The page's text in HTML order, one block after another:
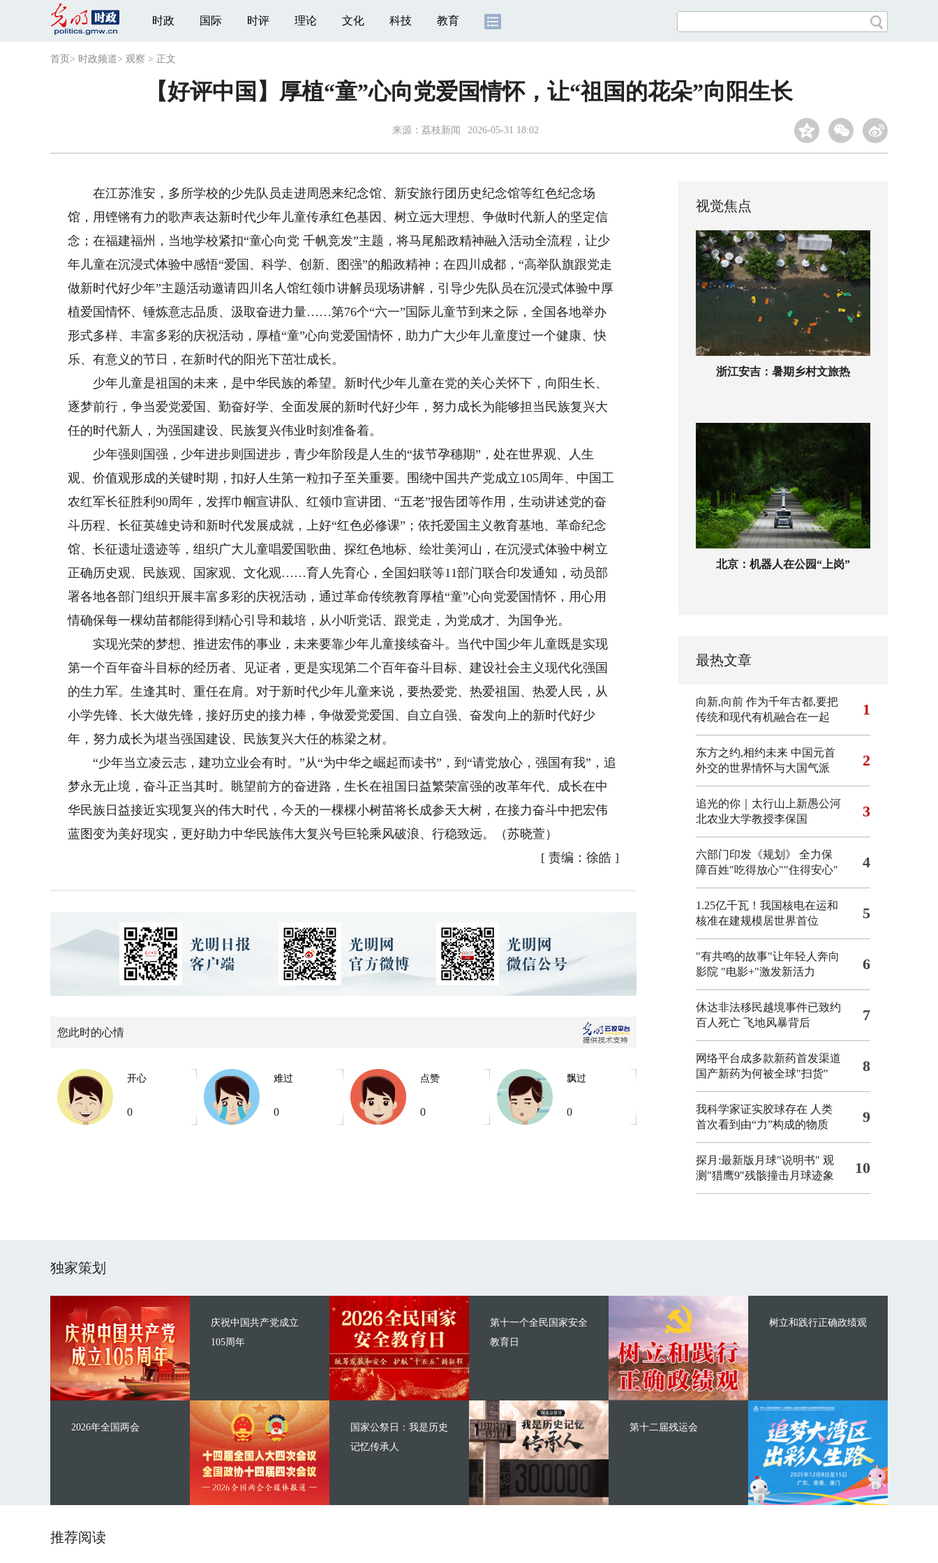
时政 国际 时评 理论 文化 科技 教育
首页 > 时政频道> 观察 > 正文
【好评中国】厚植“童”心向党爱国情怀，让“祖国的花朵”向阳生长
来源： 荔枝新闻 2026-05-31 18:02
在江苏淮安，多所学校的少先队员走进周恩来纪念馆、新安旅行团历史纪念馆等红色纪念场
馆，用铿锵有力的歌声表达新时代少年儿童传承红色基因、树立远大理想、争做时代新人的坚定信
念；在福建福州，当地学校紧扣“童心向党 千帆竞发”主题，将马尾船政精神融入活动全流程，让少
年儿童在沉浸式体验中感悟“爱国、科学、创新、图强”的船政精神；在四川成都，“高举队旗跟党走
做新时代好少年”主题活动邀请四川名人馆红领巾讲解员现场讲解，引导少先队员在沉浸式体验中厚
植爱国情怀、锤炼意志品质、汲取奋进力量……第76个“六一”国际儿童节到来之际，全国各地举办
形式多样、丰富多彩的庆祝活动，厚植“童”心向党爱国情怀，助力广大少年儿童度过一个健康、快
乐、有意义的节日，在新时代的阳光下茁壮成长。
少年儿童是祖国的未来，是中华民族的希望。新时代少年儿童在党的关心关怀下，向阳生长、
逐梦前行，争当爱党爱国、勤奋好学、全面发展的新时代好少年，努力成长为能够担当民族复兴大
任的时代新人，为强国建设、民族复兴伟业时刻准备着。
少年强则国强，少年进步则国进步，青少年阶段是人生的“拔节孕穗期”，处在世界观、人生
观、价值观形成的关键时期，扣好人生第一粒扣子至关重要。围绕中国共产党成立105周年、中国工
农红军长征胜利90周年，发挥巾帼宣讲队、红领巾宣讲团、“五老”报告团等作用，生动讲述党的奋
斗历程、长征英雄史诗和新时代发展成就，上好“红色必修课”；依托爱国主义教育基地、革命纪念
馆、长征遗址遗迹等，组织广大儿童唱爱国歌曲、探红色地标、绘壮美河山，在沉浸式体验中树立
正确历史观、民族观、国家观、文化观……育人先育心，全国妇联等11部门联合印发通知，动员部
署各地各部门组织开展丰富多彩的庆祝活动，通过革命传统教育厚植“童”心向党爱国情怀，用心用
情确保每一棵幼苗都能得到精心引导和栽培，从小听党话、跟党走，为党成才、为国争光。
实现光荣的梦想、推进宏伟的事业，未来要靠少年儿童接续奋斗。当代中国少年儿童既是实现
第一个百年奋斗目标的经历者、见证者，更是实现第二个百年奋斗目标、建设社会主义现代化强国
的生力军。生逢其时、重任在肩。对于新时代少年儿童来说，要热爱党、热爱祖国、热爱人民，从
小学先锋、长大做先锋，接好历史的接力棒，争做爱党爱国、自立自强、奋发向上的新时代好少
年，努力成长为堪当强国建设、民族复兴大任的栋梁之材。
“少年当立凌云志，建功立业会有时。”从“为中华之崛起而读书”，到“请党放心，强国有我”，追
梦永无止境，奋斗正当其时。眺望前方的奋进路，生长在祖国日益繁荣富强的改革年代、成长在中
华民族日益接近实现复兴的伟大时代，今天的一棵棵小树苗将长成参天大树，在接力奋斗中把宏伟
蓝图变为美好现实，更好助力中华民族伟大复兴号巨轮乘风破浪、行稳致远。（苏晓萱）
[ 责编：徐皓 ]
您此时的心情
开心
0
难过
0
点赞
0
飘过
0
视觉焦点
浙江安吉：暑期乡村文旅热
北京：机器人在公园“上岗”
最热文章
向新,向前 作为千年古都,要把
传统和现代有机融合在一起
1
东方之约,相约未来 中国元首
外交的世界情怀与大国气派
2
追光的你｜太行山上新愚公河
北农业大学教授李保国
3
六部门印发《规划》 全力保
障百姓"吃得放心""住得安心"
4
1.25亿千瓦！我国核电在运和
核准在建规模居世界首位
5
"有共鸣的故事"让年轻人奔向
影院 "电影+"激发新活力 6
休达非法移民越境事件已致约
百人死亡 飞地风暴背后 7
网络平台成多款新药首发渠道
国产新药为何被全球"扫货"
8
我科学家证实胶球存在 人类
首次看到由“力”构成的物质
9
探月:最新版月球"说明书" 观
测"猎鹰9"残骸撞击月球迹象
10
独家策划
庆祝中国共产党成立
105周年
2026年全国两会
第十一个全民国家安全
教育日
国家公祭日：我是历史
记忆传承人
树立和践行正确政绩观
第十二届残运会
推荐阅读